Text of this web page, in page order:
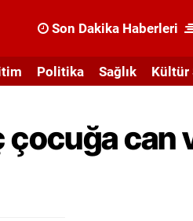
Son Dakika Haberleri
Politika Sağlık Kültür
çocuğa can